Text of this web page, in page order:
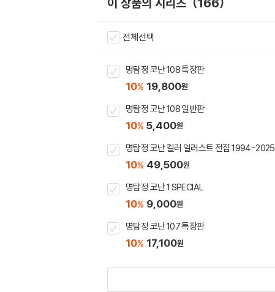
전체선택
명탐정 코난 108 특장판
10% 19,800원
명탐정 코난 108 일반판
10% 5,400원
명탐정 코난 컬러 일러스트 전집 1994-2025
10% 49,500원
명탐정 코난 1 SPECIAL
10% 9,000원
명탐정 코난 107 특장판
10% 17,100원